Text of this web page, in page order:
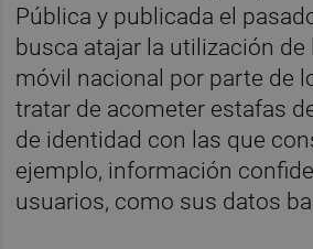
Pública y publicada el
busca atajar la utilización
móvil nacional por parte de
tratar de acometer estafas
de identidad con las que
ejemplo, información
usuarios, como sus datos